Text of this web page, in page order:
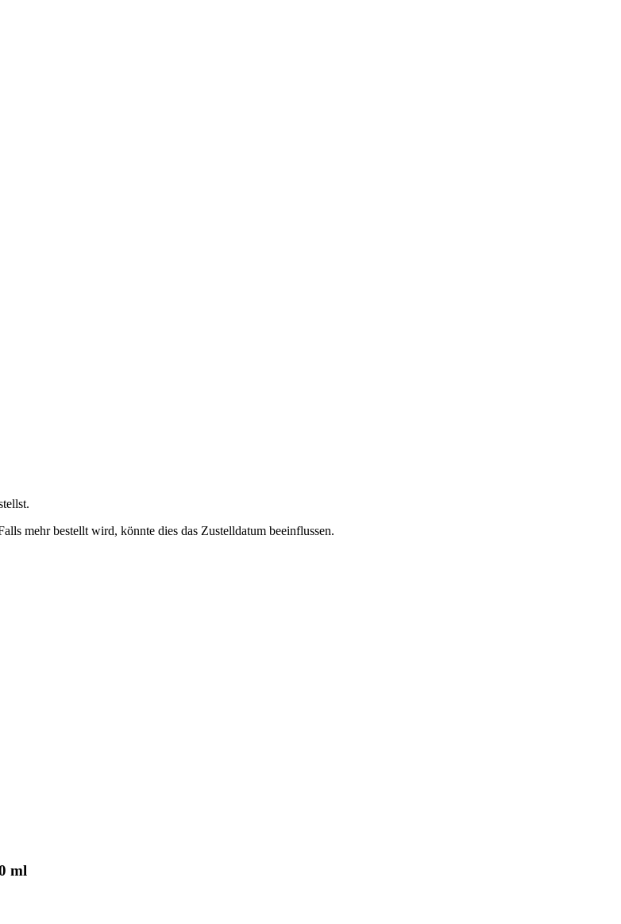
mehr bestellt wird, könnte dies das Zustelldatum beeinflussen.
ml